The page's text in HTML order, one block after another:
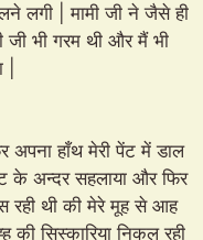
लगी | मामी जी ने जैसे ही
जी भी गरम थी और मैं भी
बेड पर ही बैठा रहा |
अपना हाँथ मेरी पेंट में डाल
के अन्दर सहलाया और फिर
थी की मेरे मूह से आह
सिस्कारिया निकल रही